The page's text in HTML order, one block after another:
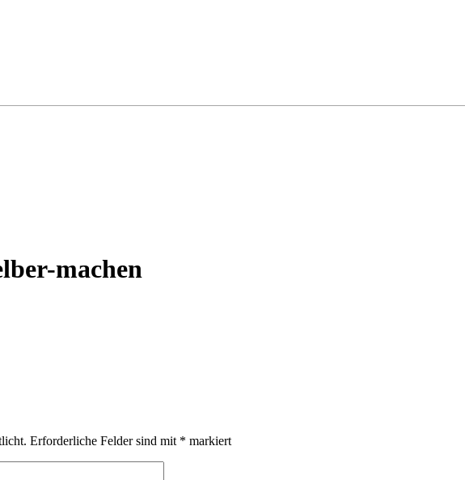
machen
Erforderliche Felder sind mit * markiert